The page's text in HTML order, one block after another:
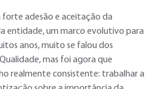
adesão e aceitação da
entidade, um marco evolutivo para
anos, muito se falou dos
mas foi agora que
realmente consistente: trabalhar a